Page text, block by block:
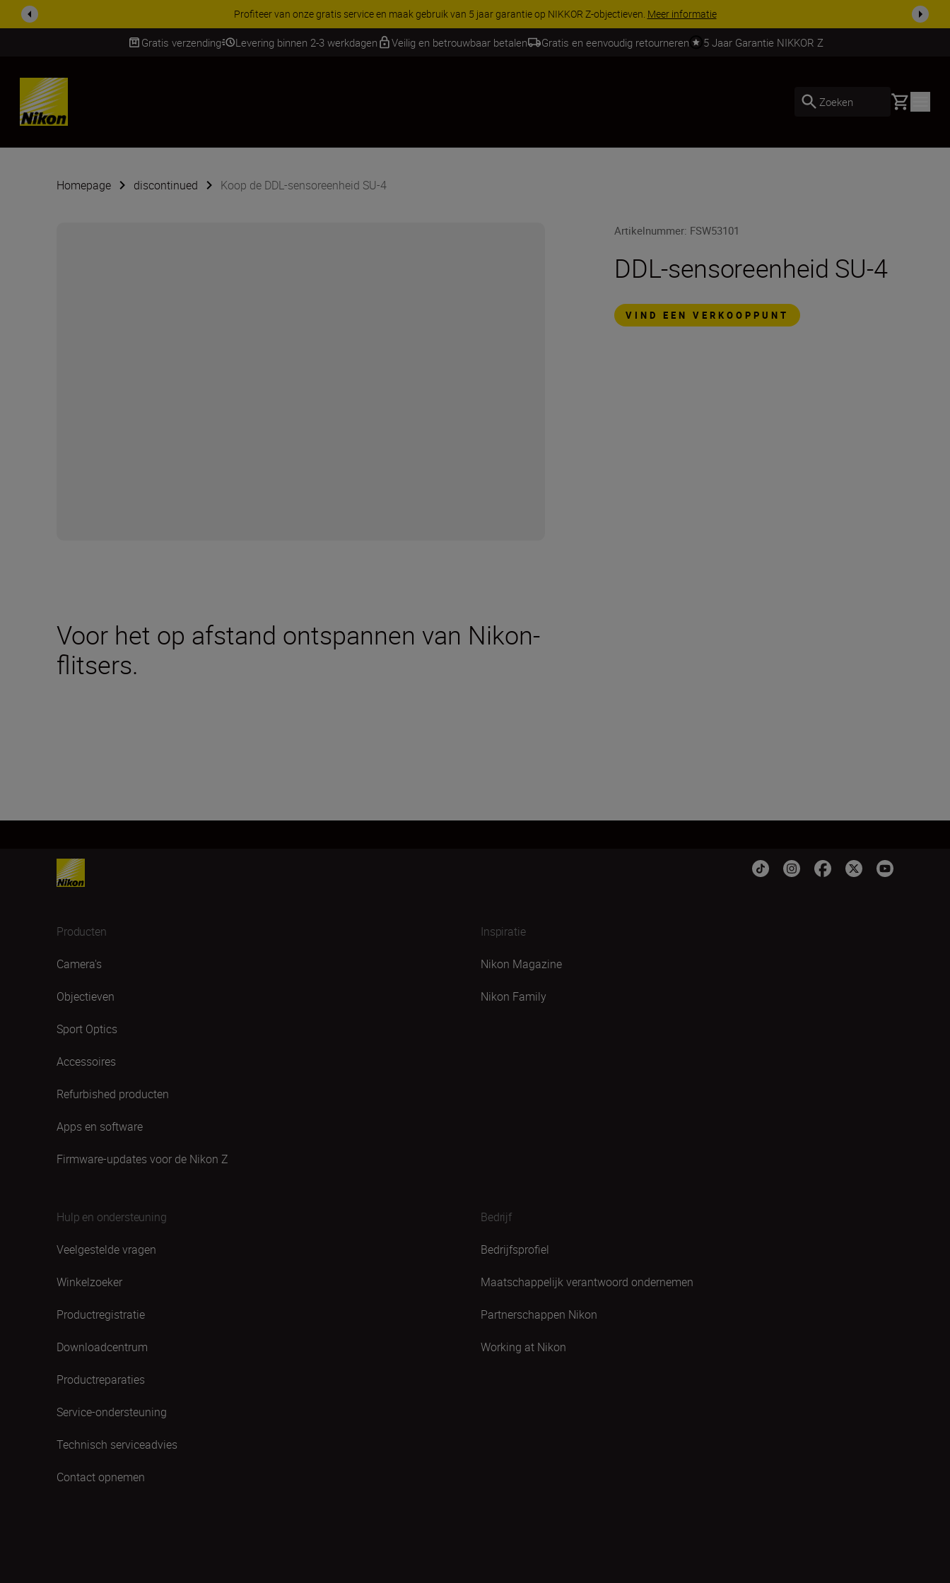
Profiteer van onze gratis service en maak gebruik van 5 jaar garantie op NIKKOR Z-objectieven. Meer informatie
Gratis verzending Levering binnen 2-3 werkdagen Veilig en betrouwbaar betalen Gratis en eenvoudig retourneren 5 Jaar Garantie NIKKOR Z
SKIP
Zoeken Basket
Homepage discontinued Koop de DDL-sensoreenheid SU-4
Artikelnummer: FSW53101
DDL-sensoreenheid SU-4
VIND EEN VERKOOPPUNT
Voor het op afstand ontspannen van Nikon-
flitsers.
Producten
Camera's
Objectieven
Sport Optics
Accessoires
Refurbished producten
Apps en software
Firmware-updates voor de Nikon Z
Inspiratie
Nikon Magazine
Nikon Family
Hulp en ondersteuning
Veelgestelde vragen
Winkelzoeker
Productregistratie
Downloadcentrum
Productreparaties
Service-ondersteuning
Technisch serviceadvies
Contact opnemen
Bedrijf
Bedrijfsprofiel
Maatschappelijk verantwoord ondernemen
Partnerschappen Nikon
Working at Nikon